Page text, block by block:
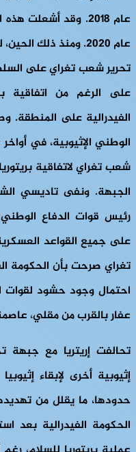
عام 2018. وقد
عام 2020. ومنذ ذلك
تحرير شعب تغراي على
على الرغم من اتفاقية
الفيدرالية على المنطقة.
شعب تغراي لاتفاقية
الجبهة. ونفى تاديسي
رئيس قوات الدفاع
على جميع القواعد
تغراي صرحت بأن الحكومة
احتمال وجود حشود لقوات
عفار بالقرب من مقلي،
تحالفت إريتريا مع
إثيوبية أخرى لإبقاء
حدودها، ما يقلل من
الحكومة الفيدرالية بعد